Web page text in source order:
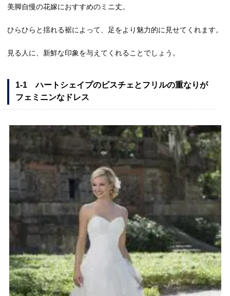
美脚自慢の花嫁におすすめのミニ丈。
ひらひらと揺れる裾によって、足をより魅力的に見せてくれます。
見る人に、新鮮な印象を与えてくれることでしょう。
1-1 ハートシェイプのビスチェとフリルの重なりが
フェミニンなドレス